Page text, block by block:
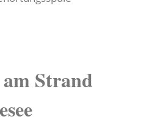
am Strand